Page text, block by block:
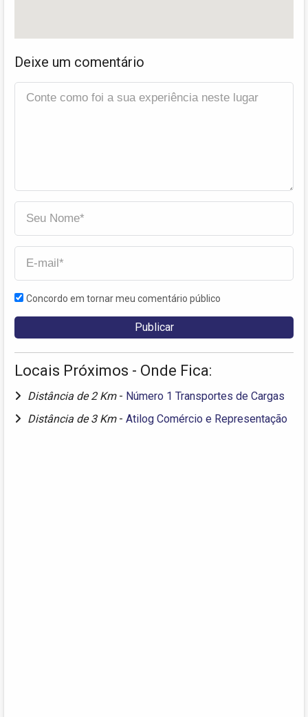
Deixe um comentário
Concordo em tornar meu comentário público
Locais Próximos - Onde Fica:
Distância de 2 Km - Número 1 Transportes de Cargas
Distância de 3 Km - Atilog Comércio e Representação